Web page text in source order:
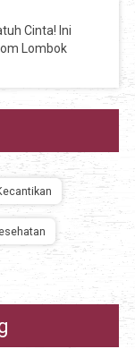
Cinta! Ini
Lombok